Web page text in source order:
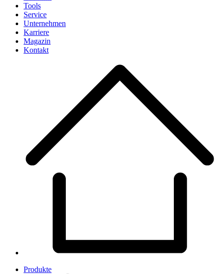
Tools
Service
Unternehmen
Karriere
Magazin
Kontakt
Produkte